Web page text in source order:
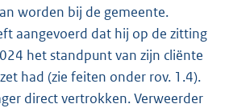
worden bij de gemeente.
aangevoerd dat hij op de zitting
het standpunt van zijn cliënte
had (zie feiten onder rov. 1.4).
direct vertrokken. Verweerder